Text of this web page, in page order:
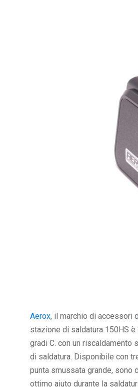
Aerox, il marchio di accessori
stazione di saldatura 150HS
gradi C. con un
di saldatura. Disponibile con
punta smussata grande, sono
ottimo aiuto durante la